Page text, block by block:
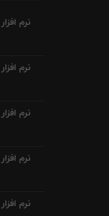
نرم افزار
نرم افزار
نرم افزار
نرم افزار
نرم افزار